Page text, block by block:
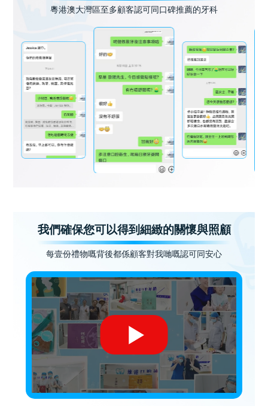
粵港澳大灣區至多顧客認可同口碑推薦的牙科
我們確保您可以得到細緻的關懷與照顧
每壹份禮物嘅背後都係顧客對我哋嘅認可同安心